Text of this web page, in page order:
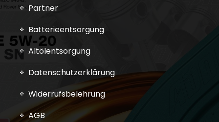
Partner
Batterieentsorgung
Altölentsorgung
Datenschutzerklärung
Widerrufsbelehrung
AGB